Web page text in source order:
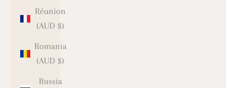
Réunion
(AUD $)
Romania
(AUD $)
Russia